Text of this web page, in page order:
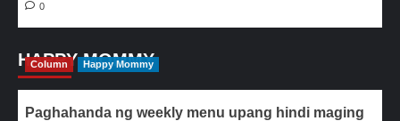
0
HAPPY MOMMY
Column Happy Mommy
Paghahanda ng weekly menu upang hindi maging